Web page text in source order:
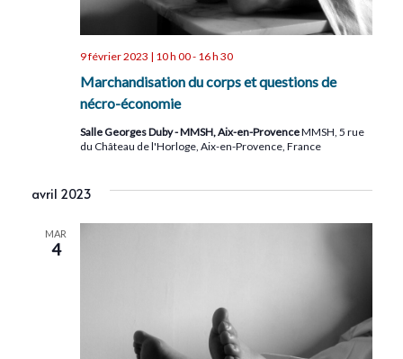
Marchandisation du corps et questions de
nécro-économie
9 février 2023 | 10 h 00- 16 h 30
Salle Georges Duby - MMSH, Aix-en-ProvenceMMSH, 5 rue
du Château de l'Horloge, Aix-en-Provence, France
avril 2023
MAR
4